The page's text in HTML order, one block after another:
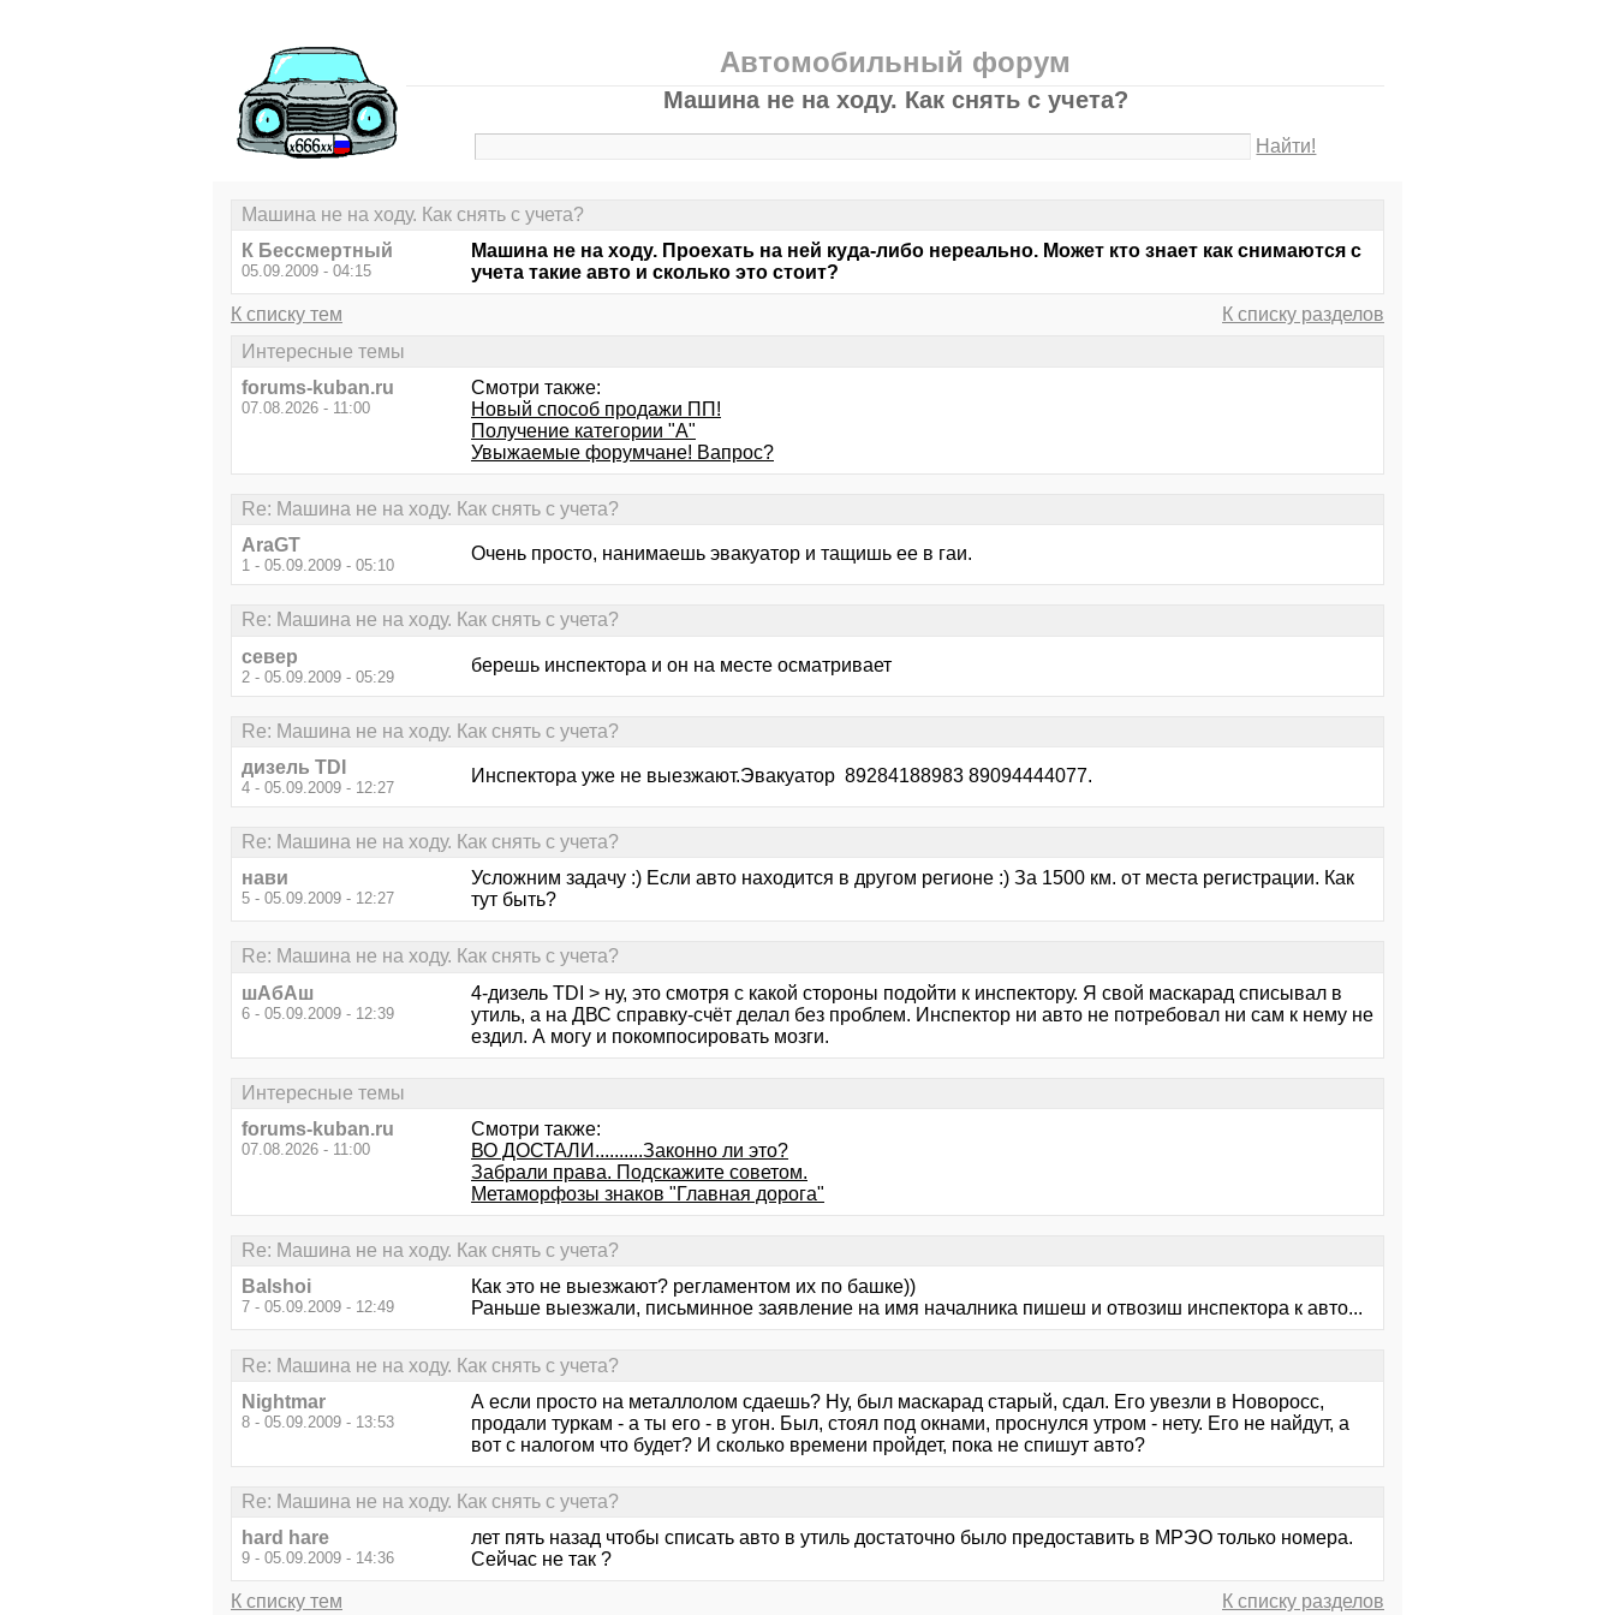
Автомобильный форум
Машина не на ходу. Как снять с учета?
Найти!
Машина не на ходу. Как снять с учета?
К Бессмертный
05.09.2009 - 04:15
Машина не на ходу. Проехать на ней куда-либо нереально. Может кто знает как снимаются с
учета такие авто и сколько это стоит?
К списку тем
К списку разделов
Интересные темы
forums-kuban.ru
07.08.2026 - 11:00
Смотри также:
Новый способ продажи ПП!
Получение категории "А"
Увыжаемые форумчане! Вапрос?
Re: Машина не на ходу. Как снять с учета?
AraGT
1 - 05.09.2009 - 05:10
Очень просто, нанимаешь эвакуатор и тащишь ее в гаи.
Re: Машина не на ходу. Как снять с учета?
север
2 - 05.09.2009 - 05:29
берешь инспектора и он на месте осматривает
Re: Машина не на ходу. Как снять с учета?
дизель TDI
4 - 05.09.2009 - 12:27
Инспектора уже не выезжают.Эвакуатор 89284188983 89094444077.
Re: Машина не на ходу. Как снять с учета?
нави
5 - 05.09.2009 - 12:27
Усложним задачу :) Если авто находится в другом регионе :) За 1500 км. от места регистрации. Как
тут быть?
Re: Машина не на ходу. Как снять с учета?
шАбАш
6 - 05.09.2009 - 12:39
4-дизель TDI > ну, это смотря с какой стороны подойти к инспектору. Я свой маскарад списывал в
утиль, а на ДВС справку-счёт делал без проблем. Инспектор ни авто не потребовал ни сам к нему не
ездил. А могу и покомпосировать мозги.
Интересные темы
forums-kuban.ru
07.08.2026 - 11:00
Смотри также:
ВО ДОСТАЛИ..........Законно ли это?
Забрали права. Подскажите советом.
Метаморфозы знаков "Главная дорога"
Re: Машина не на ходу. Как снять с учета?
Balshoi
7 - 05.09.2009 - 12:49
Как это не выезжают? регламентом их по башке))
Раньше выезжали, письминное заявление на имя началника пишеш и отвозиш инспектора к авто...
Re: Машина не на ходу. Как снять с учета?
Nightmar
8 - 05.09.2009 - 13:53
А если просто на металлолом сдаешь? Ну, был маскарад старый, сдал. Его увезли в Новоросс,
продали туркам - а ты его - в угон. Был, стоял под окнами, проснулся утром - нету. Его не найдут, а
вот с налогом что будет? И сколько времени пройдет, пока не спишут авто?
Re: Машина не на ходу. Как снять с учета?
hard hare
9 - 05.09.2009 - 14:36
лет пять назад чтобы списать авто в утиль достаточно было предоставить в МРЭО только номера.
Сейчас не так ?
К списку тем К списку разделов